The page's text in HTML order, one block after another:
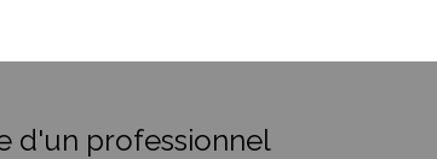
d'un professionnel